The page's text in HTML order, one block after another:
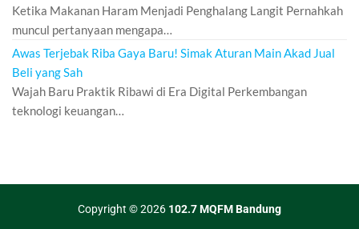
Ketika Makanan Haram Menjadi Penghalang Langit Pernahkah
muncul pertanyaan mengapa…
Awas Terjebak Riba Gaya Baru! Simak Aturan Main Akad Jual
Beli yang Sah
Wajah Baru Praktik Ribawi di Era Digital Perkembangan
teknologi keuangan…
Copyright © 2026 102.7 MQFM Bandung